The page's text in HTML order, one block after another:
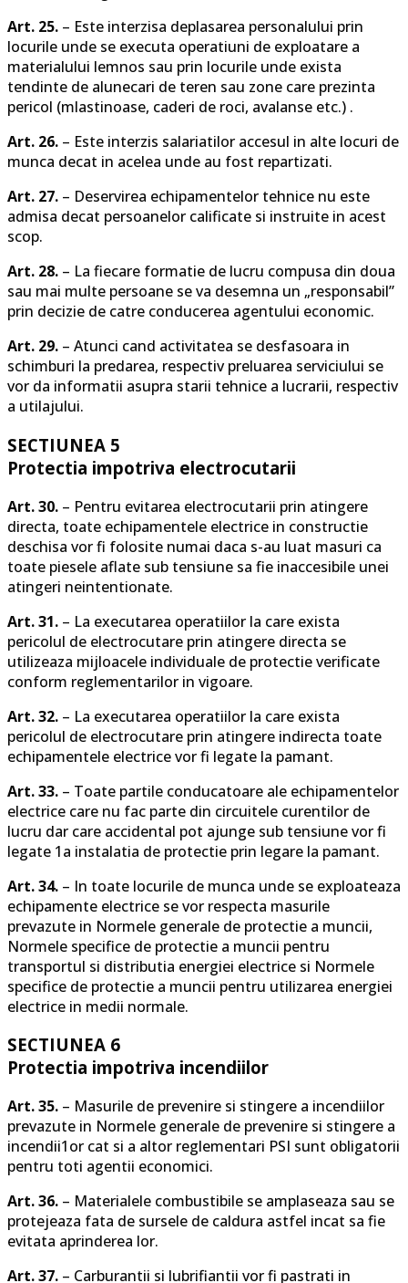
Art. 25. – Este interzisa deplasarea personalului prin
locurile unde se executa operatiuni de exploatare a
materialului lemnos sau prin locurile unde exista
tendinte de alunecari de teren sau zone care prezinta
pericol (mlastinoase, caderi de roci, avalanse etc.) .
Art. 26. – Este interzis salariatilor accesul in alte locuri de
munca decat in acelea unde au fost repartizati.
Art. 27. – Deservirea echipamentelor tehnice nu este
admisa decat persoanelor calificate si instruite in acest
scop.
Art. 28. – La fiecare formatie de lucru compusa din doua
sau mai multe persoane se va desemna un „responsabil”
prin decizie de catre conducerea agentului economic.
Art. 29. – Atunci cand activitatea se desfasoara in
schimburi la predarea, respectiv preluarea serviciului se
vor da informatii asupra starii tehnice a lucrarii, respectiv
a utilajului.
SECTIUNEA 5
Protectia impotriva electrocutarii
Art. 30. – Pentru evitarea electrocutarii prin atingere
directa, toate echipamentele electrice in constructie
deschisa vor fi folosite numai daca s-au luat masuri ca
toate piesele aflate sub tensiune sa fie inaccesibile unei
atingeri neintentionate.
Art. 31. – La executarea operatiilor la care exista
pericolul de electrocutare prin atingere directa se
utilizeaza mijloacele individuale de protectie verificate
conform reglementarilor in vigoare.
Art. 32. – La executarea operatiilor la care exista
pericolul de electrocutare prin atingere indirecta toate
echipamentele electrice vor fi legate la pamant.
Art. 33. – Toate partile conducatoare ale echipamentelor
electrice care nu fac parte din circuitele curentilor de
lucru dar care accidental pot ajunge sub tensiune vor fi
legate 1a instalatia de protectie prin legare la pamant.
Art. 34. – In toate locurile de munca unde se exploateaza
echipamente electrice se vor respecta masurile
prevazute in Normele generale de protectie a muncii,
Normele specifice de protectie a muncii pentru
transportul si distributia energiei electrice si Normele
specifice de protectie a muncii pentru utilizarea energiei
electrice in medii normale.
SECTIUNEA 6
Protectia impotriva incendiilor
Art. 35. – Masurile de prevenire si stingere a incendiilor
prevazute in Normele generale de prevenire si stingere a
incendii1or cat si a altor reglementari PSI sunt obligatorii
pentru toti agentii economici.
Art. 36. – Materialele combustibile se amplaseaza sau se
protejeaza fata de sursele de caldura astfel incat sa fie
evitata aprinderea lor.
Art. 37. – Carburantii si lubrifiantii vor fi pastrati in